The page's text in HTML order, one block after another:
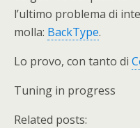
l’ultimo problema di
molla: BackType.
Lo provo, con tanto di
Tuning in progress
Related posts: